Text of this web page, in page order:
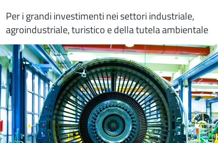
Per i grandi investimenti nei settori industriale,
agroindustriale, turistico e della tutela ambientale